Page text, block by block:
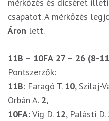
csapatot. A mérkőzés
Áron lett.
11B – 10FA 27 – 26 (8-
Pontszerzők:
11B: Faragó T. 10, Szilaj-
Orbán A. 2,
10FA:Vig D. 12, Palásti D.